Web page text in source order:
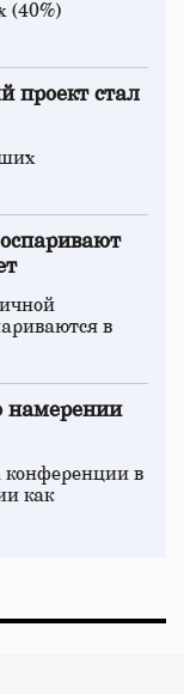
(40%)
проект стал
в
намерении
конференции в
как